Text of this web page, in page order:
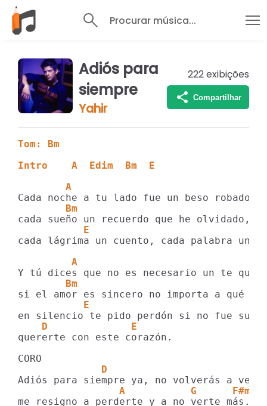
Procurar música...
Adiós para
siempre
Yahir
222exibições
Compartilhar
Tom: Bm
Intro    A  Edim  Bm  E
        A
        Bm
E
cada lágrima un cuento, cada palabra un
         A
        Bm
E
    D              E
quererte con este corazón.
              D                        E
                 A           G      F#m